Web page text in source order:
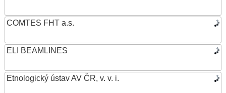
COMTES FHT a.s.
ELI BEAMLINES
Etnologický ústav AV ČR, v. v. i.